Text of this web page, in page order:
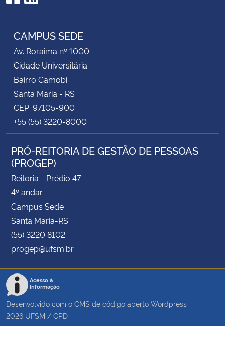
Facebook
RSS
CAMPUS SEDE
Av. Roraima nº 1000
Cidade Universitária
Bairro Camobi
Santa Maria - RS
CEP: 97105-900
+55 (55) 3220-8000
PRÓ-REITORIA DE GESTÃO DE PESSOAS
(PROGEP)
Reitoria - Prédio 47
4º andar
Campus Sede
Santa Maria-RS
(55) 3220 8102
progep@ufsm.br
Acesso à
Informação
Desenvolvido com o CMS de código aberto Wordpress
2026 UFSM / CPD